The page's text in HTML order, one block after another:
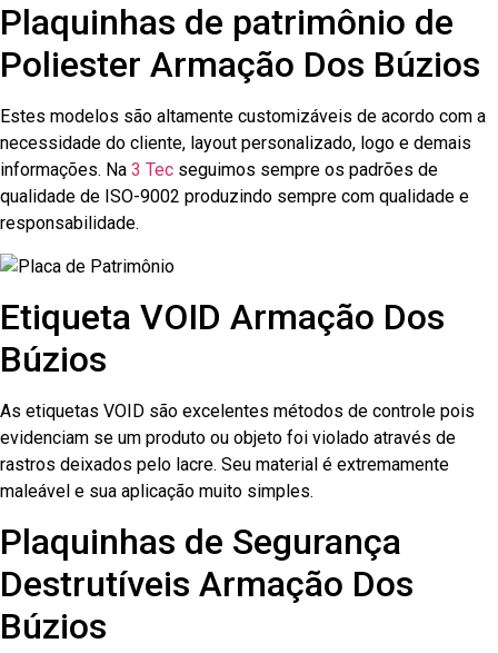
Plaquinhas de patrimônio de
Poliester Armação Dos Búzios
Estes modelos são altamente customizáveis de acordo com a
necessidade do cliente, layout personalizado, logo e demais
informações. Na 3 Tec seguimos sempre os padrões de
qualidade de ISO-9002 produzindo sempre com qualidade e
responsabilidade.
Etiqueta VOID Armação Dos
Búzios
As etiquetas VOID são excelentes métodos de controle pois
evidenciam se um produto ou objeto foi violado através de
rastros deixados pelo lacre. Seu material é extremamente
maleável e sua aplicação muito simples.
Plaquinhas de Segurança
Destrutíveis Armação Dos
Búzios